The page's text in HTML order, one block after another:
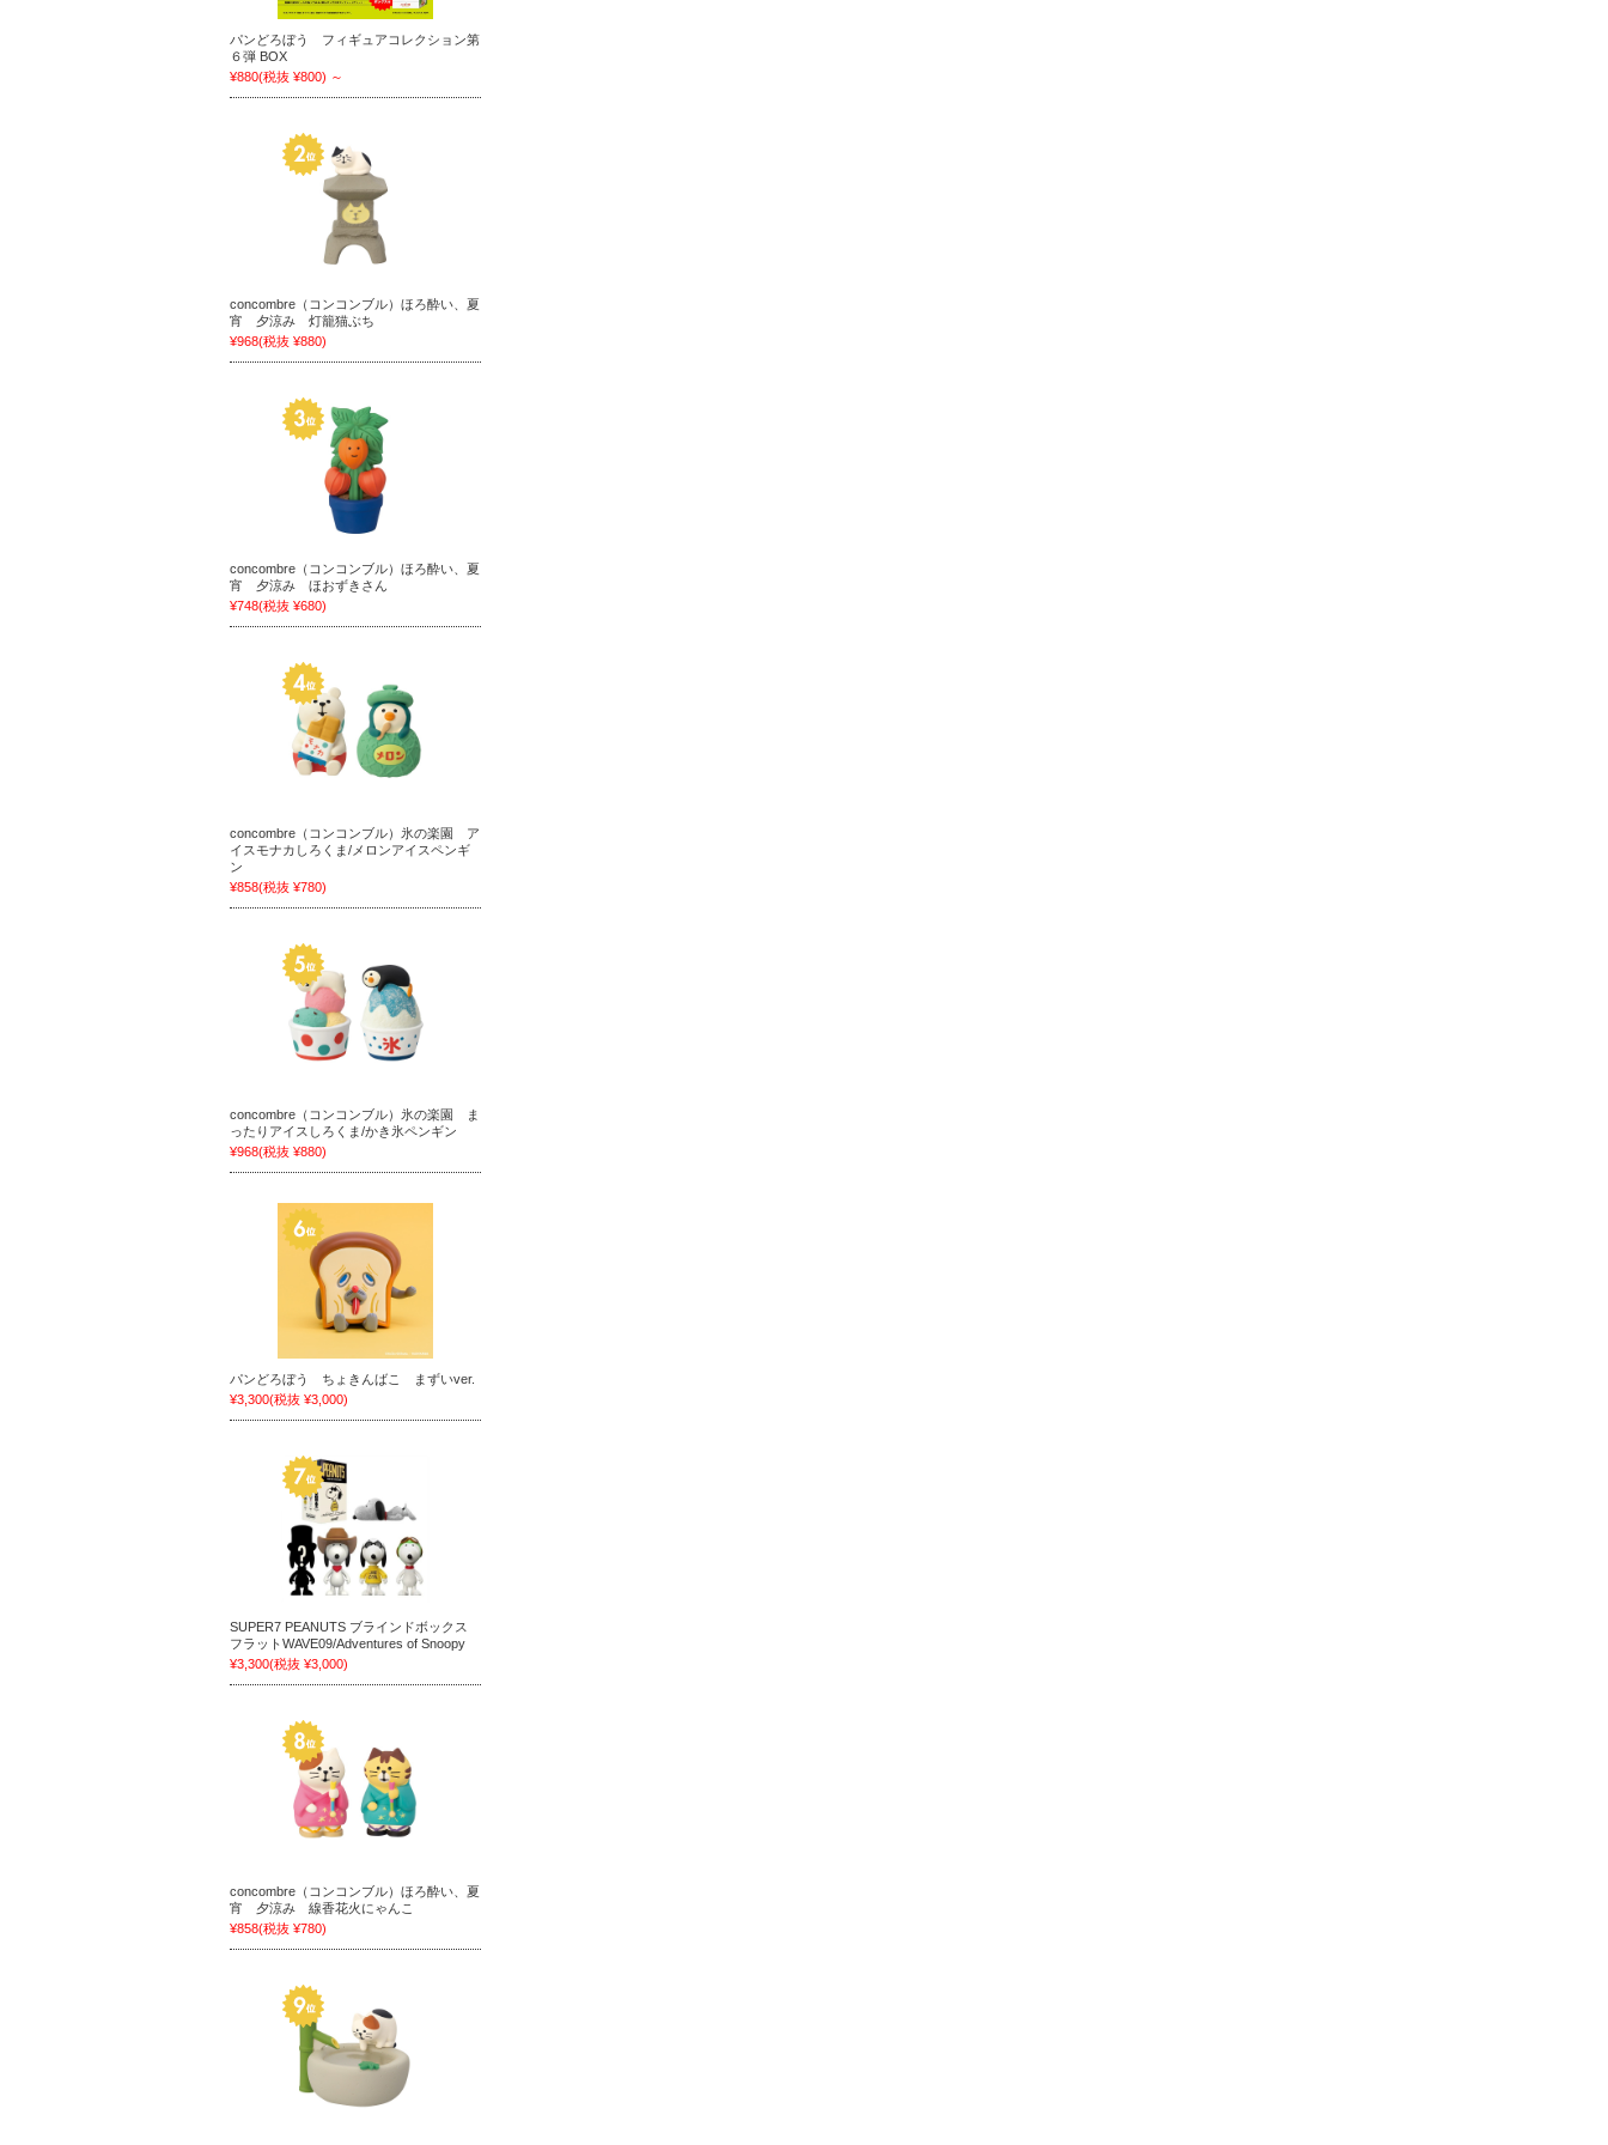
パンどろぼう フィギュアコレクション第
６弾 BOX
¥880(税抜 ¥800) ～
concombre（コンコンブル）ほろ酔い、夏
宵 夕涼み 灯籠猫ぶち
¥968(税抜 ¥880)
concombre（コンコンブル）ほろ酔い、夏
宵 夕涼み ほおずきさん
¥748(税抜 ¥680)
concombre（コンコンブル）氷の楽園 ア
イスモナカしろくま/メロンアイスペンギ
ン
¥858(税抜 ¥780)
concombre（コンコンブル）氷の楽園 ま
ったりアイスしろくま/かき氷ペンギン
¥968(税抜 ¥880)
パンどろぼう ちょきんばこ まずいver.
¥3,300(税抜 ¥3,000)
SUPER7 PEANUTS ブラインドボックス
フラットWAVE09/Adventures of Snoopy
¥3,300(税抜 ¥3,000)
concombre（コンコンブル）ほろ酔い、夏
宵 夕涼み 線香花火にゃんこ
¥858(税抜 ¥780)